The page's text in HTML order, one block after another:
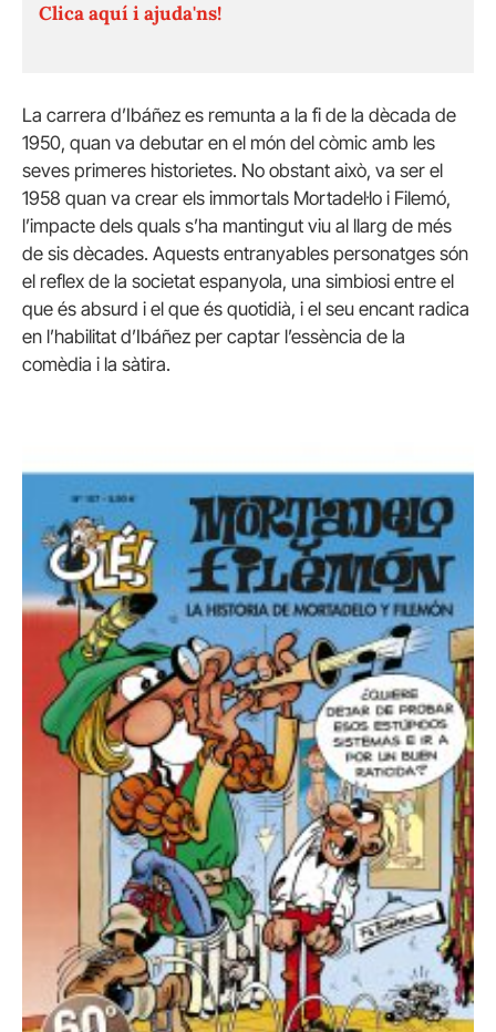
Clica aquí i ajuda'ns!
La carrera d’Ibáñez es remunta a la fi de la dècada de
1950, quan va debutar en el món del còmic amb les
seves primeres historietes. No obstant això, va ser el
1958 quan va crear els immortals Mortadel·lo i Filemó,
l’impacte dels quals s’ha mantingut viu al llarg de més
de sis dècades. Aquests entranyables personatges són
el reflex de la societat espanyola, una simbiosi entre el
que és absurd i el que és quotidià, i el seu encant radica
en l’habilitat d’Ibáñez per captar l’essència de la
comèdia i la sàtira.